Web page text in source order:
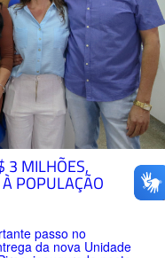
3 MILHÕES,
POPULAÇÃO
passo no
da nova Unidade